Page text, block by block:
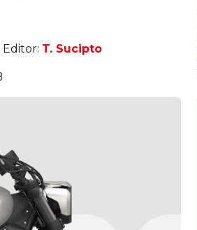
Editor: T. Sucipto